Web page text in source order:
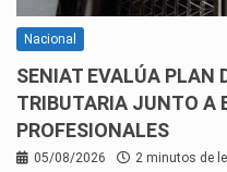
Nacional
SENIAT EVALÚA PLAN
TRIBUTARIA JUNTO A
PROFESIONALES
05/08/2026 2 minutos de